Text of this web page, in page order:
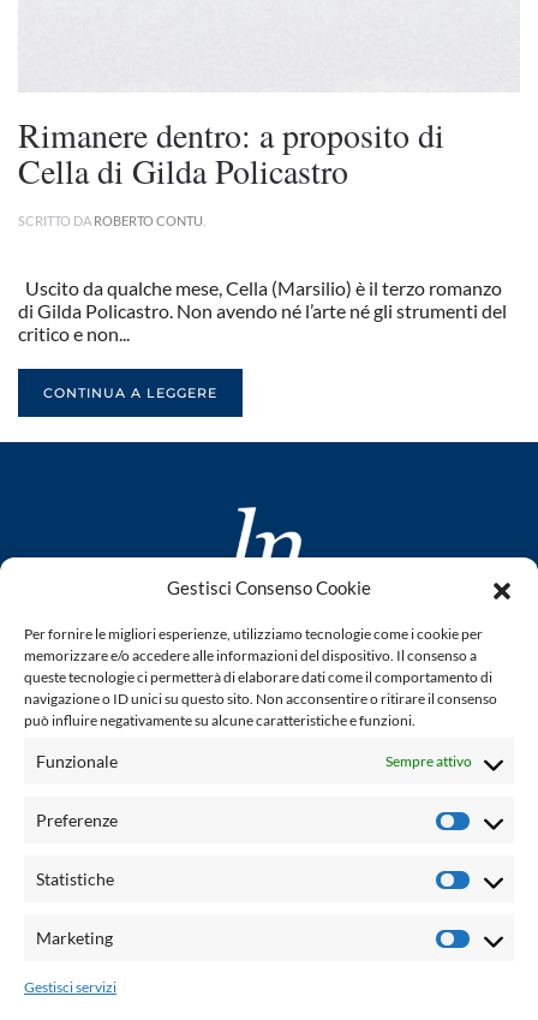
Gestisci Consenso Cookie
Per fornire le migliori esperienze, utilizziamo tecnologie come i cookie per
memorizzare e/o accedere alle informazioni del dispositivo. Il consenso a
queste tecnologie ci permetterà di elaborare dati come il comportamento di
navigazione o ID unici su questo sito. Non acconsentire o ritirare il consenso
può influire negativamente su alcune caratteristiche e funzioni.
Funzionale Sempre attivo
Preferenze
Statistiche
Marketing
Gestisci servizi
Rimanere dentro: a proposito di
Cella di Gilda Policastro
SCRITTO DA ROBERTO CONTU
Uscito da qualche mese, Cella (Marsilio) è il terzo romanzo
di Gilda Policastro. Non avendo né l’arte né gli strumenti del
critico e non...
CONTINUA A LEGGERE
www.laletteraturaenoi.it
fondato da Romano Luperini
Questo blog non rappresenta una testata giornalistica in
quanto viene aggiornato senza alcuna periodicità. Non può
legge n° 62 del 7.03.2001. L'autore non è responsabile per
email: